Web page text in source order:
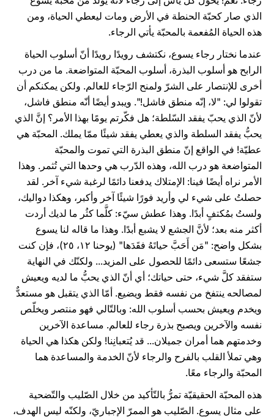
الذي صار كحبّة الحنطة في الأرض ومات ليعطي الحياة، ومن
هذه الحياة المُفعمة بالمحبّة يأتي الرجاء.
عندما نختار رجاء يسوع، نكتشف رويدًا رويدًا أنّ أسلوب الحياة
الرابح هو أسلوب البذرة، أسلوب المحبّة المتواضعة. ما من درب
أخرى للإنتصار على الشرّ ولمنح الرّجاء للعالم. ولكن يمكنكم أن
تقولوا لي: "لا، إنّه منطق فاشل!". ويبدو أيضًا أنّه منطق فاشل،
لأنّ الذي يحبّ يفقد السّلطة؛ هل فكّرتم يومًا بهذا الأمر؟ إنَّ الذي
يحبُّ يفقد السلطة والذي يعطي يفقد شيئًا ممّا يملك. المحبّة هي
عطيّة! في الواقع إنّ منطق البذرة التي تموت والمحبّة
المتواضعة هو درب الله، وهذه الدّرب هي وحدها التي تُثمر. وهذا
الأمر نراه أيضًا فينا: الإمتلاك يدفعنا دائمًا لرغبة شيء آخر. لقد
حصلتُ على شيء لي وأريد فورًا شيئًا آخر وأكبر، وهكذا دواليك،
ولستُ بمُكتفٍ أبدًا. وهذا عطش سيّء: كلَّما كثُر ما لديك أردت
أكثر منه بعد؛ لأنَّ الجشع لا يشبع أبدًا. وهذا ما قاله لنا يسوع
بشكل واضح: "مَن أَحَبَّ حياتَهُ فقَدَها" (يوحنا ۱٢، ٢٥)، فإن كنت
جشعًا ستسعى دائمًا للحصول على المزيد... ولكنّك في النهاية
ستفقد كلَّ شيء، حتى حياتك؛ أي أنّ الذي يحبُّ ما لديه ويعيش
لمصالحه ينتفخ من نفسه فقط ويضيع. أمّا الذي يتقبل هو مستعدٌّ
ويخدم ويعيش بحسب أسلوب الله: وبالتّالي فهو منتصر ويخلّص
نفسه والآخرين ويصبح بذرة رجاء للعالم. مساعدة الآخرين
وخدمتهم هما أمران جميلان... قد يُتعبانِنا! ولكن هكذا هي الحياة
وهي تملأ القلب بالفرح والرجاء لأنّ الخدمة والمساعدة هما
المحبّة والرجاء معًا.
هذه المحبّة الحقيقيّة تمرُّ بالتّأكيد من خلال الصّليب والتّضحية
على مثال يسوع. الصّليب هو الممرّ الإجباريّ، ولكنّه ليس الهدف،